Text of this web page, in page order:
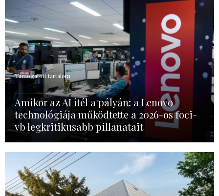
Támogatott tartalom
Amikor az AI ítél a pályán: a Lenovo
technológiája működtette a 2026-os foci-
vb legkritikusabb pillanatait